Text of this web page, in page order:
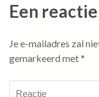
Een
Je e-mailadres zal
gemarkeerd met*